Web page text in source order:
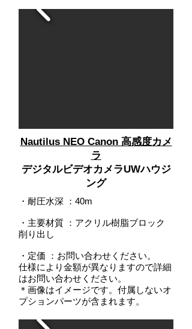
Nautilus NEO Canon 高感度カメ
ラ
デジタルビデオカメラUWハウジ
ング
・耐圧水深 ： 40m
・主要材質 ：アクリル樹脂ブロック
削り出し
・定価 ：お問い合わせください。
仕様により金額が異なりますので詳細
はお問い合わせください。
＊画像はイメージです。付属しないオ
プションパーツが含まれます。